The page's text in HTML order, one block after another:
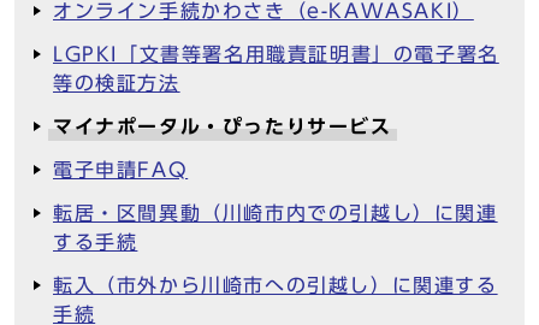
オンライン手続かわさき（e-KAWASAKI）
LGPKI「文書等署名用職責証明書」の電子署名
等の検証方法
マイナポータル・ぴったりサービス
電子申請FAQ
転居・区間異動（川崎市内での引越し）に関連
する手続
転入（市外から川崎市への引越し）に関連する
手続